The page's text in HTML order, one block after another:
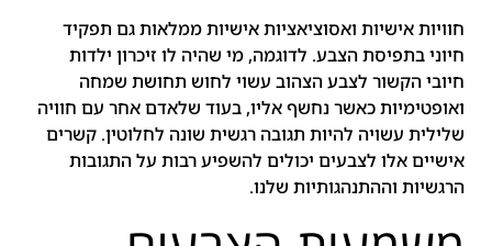
חוויות אישיות ואסוציאציות אישיות ממלאות גם תפקיד
חיוני בתפיסת הצבע. לדוגמה, מי שהיה לו זיכרון ילדות
חיובי הקשור לצבע הצהוב עשוי לחוש תחושת שמחה
ואופטימיות כאשר נחשף אליו, בעוד שלאדם אחר עם חוויה
שלילית עשויה להיות תגובה רגשית שונה לחלוטין. קשרים
אישיים אלו לצבעים יכולים להשפיע רבות על התגובות
הרגשיות וההתנהגותיות שלנו.